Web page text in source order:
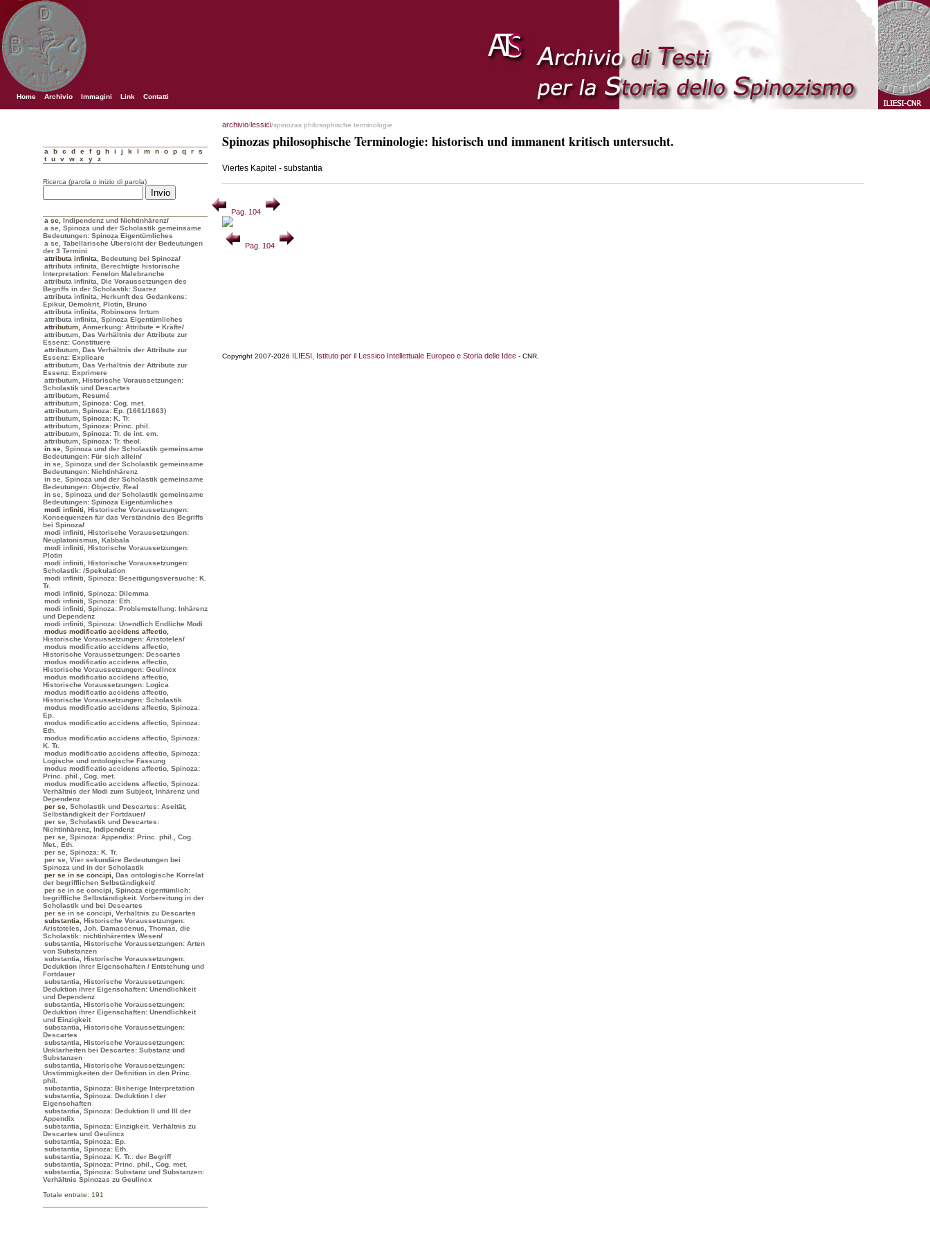
Home Archivio Immagini Link Contatti
a b c d e f g h i j k l m n o p q r
s
t
u v w x y z
Ricerca (parola o inizio di parola)
a se Indipendenz und Nichtinhärenz/
a se, Spinoza und der Scholastik gemeinsame
Bedeutungen: Spinoza Eigentümliches
a se, Tabellarische Übersicht der Bedeutungen
der 3 Termini
attributa infinita
Bedeutung bei Spinoza/
attributa infinita, Berechtigte historische
Interpretation: Fenelon Malebranche
attributa infinita, Die Voraussetzungen des
Begriffs in der Scholastik: Suarez
attributa infinita, Herkunft des Gedankens:
Epikur, Demokrit, Plotin, Bruno
attributa infinita, Robinsons Irrtum
attributa infinita, Spinoza Eigentümliches
attributum Anmerkung: Attribute = Kräfte/
attributum, Das Verhältnis der Attribute zur
Essenz: Constituere
attributum, Das Verhältnis der Attribute zur
Essenz: Explicare
attributum, Das Verhältnis der Attribute zur
Essenz: Exprimere
attributum, Historische Voraussetzungen:
Scholastik und Descartes
attributum, Resumé
attributum, Spinoza: Cog. met.
attributum, Spinoza: Ep. (1661/1663)
attributum, Spinoza: K. Tr.
attributum, Spinoza: Princ. phil.
attributum, Spinoza: Tr. de int. em.
attributum, Spinoza: Tr. theol.
in se Spinoza und der Scholastik gemeinsame
Bedeutungen: Für sich allein/
in se, Spinoza und der Scholastik gemeinsame
Bedeutungen: Nichtinhärenz
in se, Spinoza und der Scholastik gemeinsame
Bedeutungen: Objectiv, Real
in se, Spinoza und der Scholastik gemeinsame
Bedeutungen: Spinoza Eigentümliches
modi infiniti
Historische Voraussetzungen:
Konsequenzen für das Verständnis des Begriffs
bei Spinoza/
modi infiniti, Historische Voraussetzungen:
Neuplatonismus, Kabbala
modi infiniti, Historische Voraussetzungen:
Plotin
modi infiniti, Historische Voraussetzungen:
Scholastik: /Spekulation
modi infiniti, Spinoza: Beseitigungsversuche: K.
Tr.
modi infiniti, Spinoza: Dilemma
modi infiniti, Spinoza: Eth.
modi infiniti, Spinoza: Problemstellung: Inhärenz
und Dependenz
modi infiniti, Spinoza: Unendlich Endliche Modi
modus modificatio accidens affectio
Historische Voraussetzungen: Aristoteles/
modus modificatio accidens affectio,
Historische Voraussetzungen: Descartes
modus modificatio accidens affectio,
Historische Voraussetzungen: Geulincx
modus modificatio accidens affectio,
Historische Voraussetzungen: Logica
modus modificatio accidens affectio,
Historische Voraussetzungen: Scholastik
modus modificatio accidens affectio, Spinoza:
Ep.
modus modificatio accidens affectio, Spinoza:
Eth.
modus modificatio accidens affectio, Spinoza:
K. Tr.
modus modificatio accidens affectio, Spinoza:
Logische und ontologische Fassung
modus modificatio accidens affectio, Spinoza:
Princ. phil., Cog. met.
modus modificatio accidens affectio, Spinoza:
Verhältnis der Modi zum Subject, Inhärenz und
Dependenz
per se Scholastik und Descartes: Aseität,
Selbständigkeit der Fortdauer/
per se, Scholastik und Descartes:
Nichtinhärenz, Indipendenz
per se, Spinoza: Appendix: Princ. phil., Cog.
Met., Eth.
per se, Spinoza: K. Tr.
per se, Vier sekundäre Bedeutungen bei
Spinoza und in der Scholastik
per se in se concipi
Das ontologische Korrelat
der begrifflichen Selbständigkeit/
per se in se concipi, Spinoza eigentümlich:
begriffliche Selbständigkeit. Vorbereitung in der
Scholastik und bei Descartes
per se in se concipi, Verhältnis zu Descartes
substantia
Historische Voraussetzungen:
Aristoteles, Joh. Damascenus, Thomas, die
Scholastik: nichtinhärentes Wesen/
substantia, Historische Voraussetzungen: Arten
von Substanzen
substantia, Historische Voraussetzungen:
Deduktion ihrer Eigenschaften / Entstehung und
Fortdauer
substantia, Historische Voraussetzungen:
Deduktion ihrer Eigenschaften: Unendlichkeit
und Dependenz
substantia, Historische Voraussetzungen:
Deduktion ihrer Eigenschaften: Unendlichkeit
und Einzigkeit
substantia, Historische Voraussetzungen:
Descartes
substantia, Historische Voraussetzungen:
Unklarheiten bei Descartes: Substanz und
Substanzen
substantia, Historische Voraussetzungen:
Unstimmigkeiten der Definition in den Princ.
phil.
substantia, Spinoza: Bisherige Interpretation
substantia, Spinoza: Deduktion I der
Eigenschaften
substantia, Spinoza: Deduktion II und III der
Appendix
substantia, Spinoza: Einzigkeit. Verhältnis zu
Descartes und Geulincx
substantia, Spinoza: Ep.
substantia, Spinoza: Eth.
substantia, Spinoza: K. Tr.: der Begriff
substantia, Spinoza: Princ. phil., Cog. met.
substantia, Spinoza: Substanz und Substanzen:
Verhältnis Spinozas zu Geulincx
Totale entrate: 191
archivio/lessici/spinozas philosophische terminologie
Spinozas philosophische Terminologie: historisch und immanent kritisch untersucht.
Viertes Kapitel - substantia
Pag. 104
Pag. 104
Copyright 2007-2026 ILIESI, Istituto per il Lessico Intellettuale Europeo e Storia delle Idee - CNR.